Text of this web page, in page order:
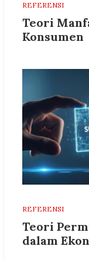
REFERENSI
Teori
Konsumen
REFERENSI
Teori
dalam